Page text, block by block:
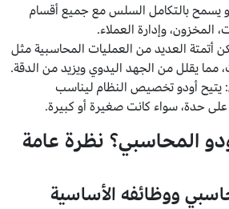
يسمح بالتكامل السلس مع جميع أقسام
المخزون، وإدارة العملاء.
أتمتة العديد من العمليات المحاسبية مثل
مما يقلل من الجهد اليدوي ويزيد من الدقة.
: يتيح أودو تخصيص النظام ليناسب
حدة، سواء كانت صغيرة أو كبيرة.
المحاسبي؟ نظرة عامة
ووظائفه الأساسية